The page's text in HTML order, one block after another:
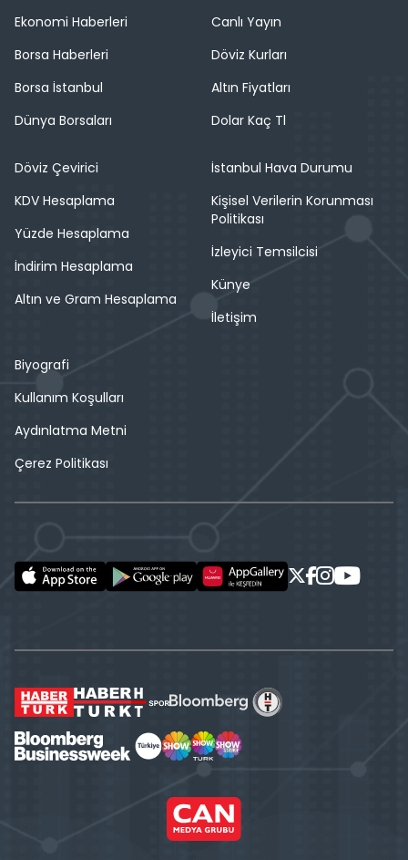
Ekonomi Haberleri
Borsa Haberleri
Borsa İstanbul
Dünya Borsaları
Canlı Yayın
Döviz Kurları
Altın Fiyatları
Dolar Kaç Tl
Döviz Çevirici
KDV Hesaplama
Yüzde Hesaplama
İndirim Hesaplama
Altın ve Gram Hesaplama
İstanbul Hava Durumu
Kişisel Verilerin Korunması
Politikası
İzleyici Temsilcisi
Künye
İletişim
Biyografi
Kullanım Koşulları
Aydınlatma Metni
Çerez Politikası